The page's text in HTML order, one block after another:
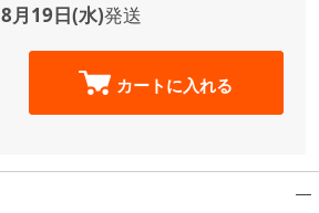
8月19日(水)発送
カートに入れる